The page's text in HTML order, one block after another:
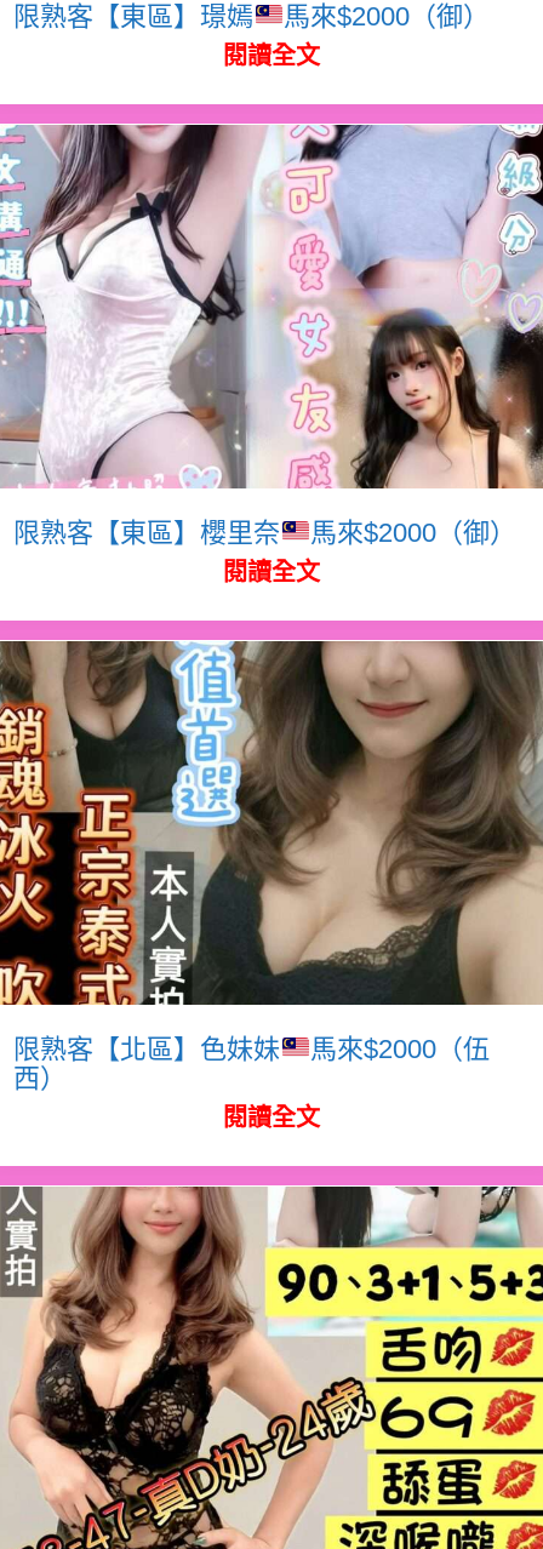
限熟客【東區】璟嫣 馬來$2000（御）
閱讀全文
限熟客【東區】櫻里奈 馬來$2000（御）
閱讀全文
限熟客【北區】色妹妹
馬來$2000（伍
西）
閱讀全文